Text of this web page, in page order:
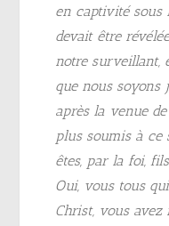
en captivité
devait être
notre surveillant,
que nous soyons
après la venue
plus soumis à ce
êtes, par la foi,
Oui, vous tous
Christ, vous